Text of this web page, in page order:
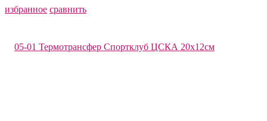
избранное сравнить